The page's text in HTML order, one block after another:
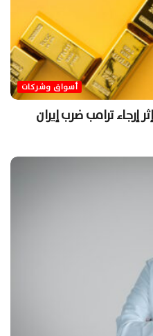
أسواق وشركات
ترامب ضرب إيران